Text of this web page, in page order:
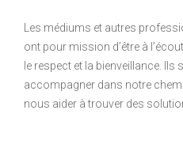
Les médiums et autres
ont pour mission d’être à
le respect et la bienveillance.
accompagner dans notre
nous aider à trouver des